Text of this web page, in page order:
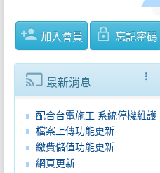
person_add 加入會員 lock_outline 忘記密碼
more_vert
cast 最新消息
配合台電施工 系統停機維護
檔案上傳功能更新
繳費儲值功能更新
網頁更新